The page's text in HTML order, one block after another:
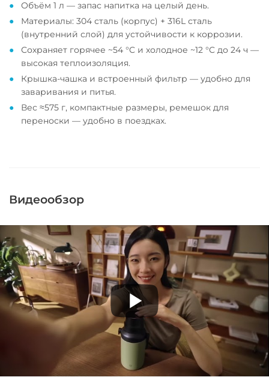
Объём 1 л — запас напитка на целый день.
Материалы: 304 сталь (корпус) + 316L сталь
(внутренний слой) для устойчивости к коррозии.
Сохраняет горячее ~54 °C и холодное ~12 °C до 24 ч —
высокая теплоизоляция.
Крышка-чашка и встроенный фильтр — удобно для
заваривания и питья.
Вес ≈575 г, компактные размеры, ремешок для
переноски — удобно в поездках.
Видеообзор